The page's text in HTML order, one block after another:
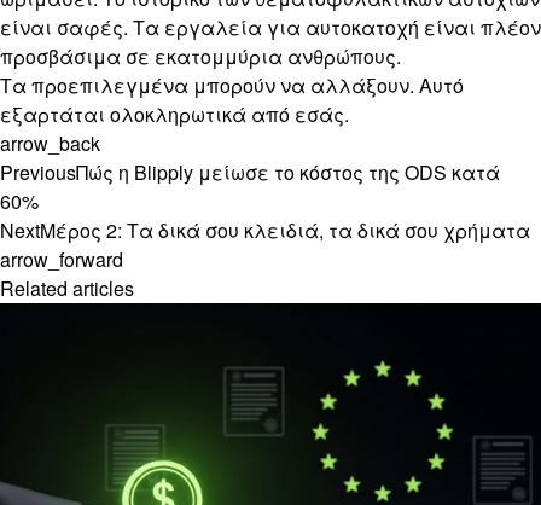
είναι σαφές. Τα εργαλεία για αυτοκατοχή είναι πλέον
προσβάσιμα σε εκατομμύρια ανθρώπους.
Τα προεπιλεγμένα μπορούν να αλλάξουν. Αυτό
εξαρτάται ολοκληρωτικά από εσάς.
arrow_back
PreviousΠώς η Blipply μείωσε το κόστος της ODS κατά
60%
NextΜέρος 2: Τα δικά σου κλειδιά, τα δικά σου χρήματα
arrow_forward
Related articles